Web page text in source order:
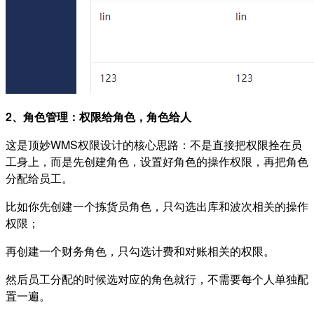
2、角色管理：权限给角色，角色给人
这是顶妙WMS权限设计的核心思路：不是直接把权限拴在员
工身上，而是先创建角色，设置好角色的操作权限，再把角色
分配给员工。
比如你先创建一个拣货员角色，只勾选出库和波次相关的操作
权限；
再创建一个财务角色，只勾选计费和对账相关的权限。
然后员工分配的时候选对应的角色就行，不需要每个人单独配
置一遍。